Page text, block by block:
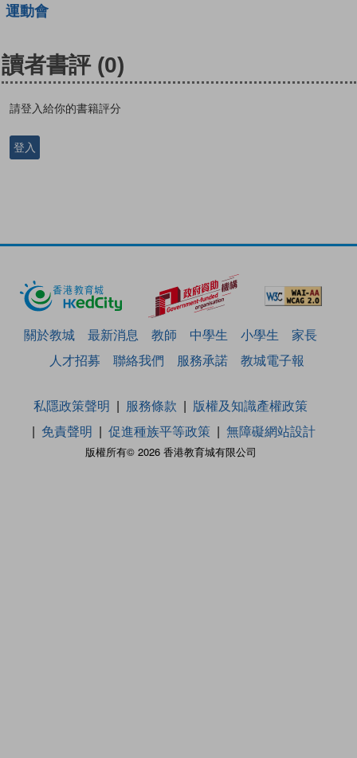
運動會
讀者書評 (0)
請登入給你的書籍評分
登入
關於教城 最新消息 教師 中學生 小學生
家長
人才招募
聯絡我們 服務承諾 教城電子報
版權所有© 2026 香港教育城有限公司
私隱政策聲明 服務條款
版權及知識產權政策
免責聲明
促進種族平等政策 無障礙網站設計